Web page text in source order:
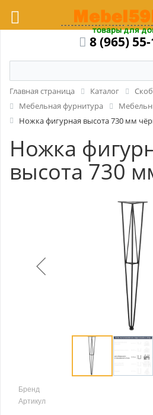
8 (965)
Главная страница Каталог
Мебельная фурнитура
Ножка фигурная высота 730 мм
Ножка
высота 730
Бренд
Артикул